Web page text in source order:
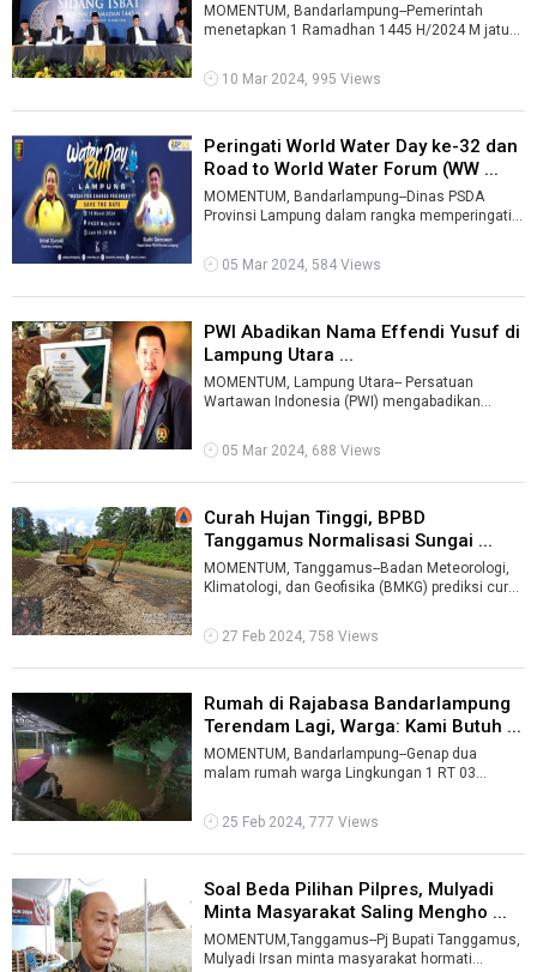
MOMENTUM, Bandarlampung--Pemerintah
menetapkan 1 Ramadhan 1445 H/2024 M jatuh
...
10 Mar 2024, 995 Views
Peringati World Water Day ke-32 dan
Road to World Water Forum (WW ...
MOMENTUM, Bandarlampung--Dinas PSDA
Provinsi Lampung dalam rangka memperingati
05 Mar 2024, 584 Views
PWI Abadikan Nama Effendi Yusuf di
Lampung Utara ...
MOMENTUM, Lampung Utara-- Persatuan
Wartawan Indonesia (PWI) mengabadikan
05 Mar 2024, 688 Views
Curah Hujan Tinggi, BPBD
Tanggamus Normalisasi Sungai ...
MOMENTUM, Tanggamus--Badan Meteorologi,
Klimatologi, dan Geofisika (BMKG) prediksi curah
27 Feb 2024, 758 Views
Rumah di Rajabasa Bandarlampung
Terendam Lagi, Warga: Kami Butuh ...
MOMENTUM, Bandarlampung--Genap dua
malam rumah warga Lingkungan 1 RT 03
hujan lebat ...
25 Feb 2024, 777 Views
Soal Beda Pilihan Pilpres, Mulyadi
Minta Masyarakat Saling Mengho ...
MOMENTUM,Tanggamus--Pj Bupati Tanggamus,
Mulyadi Irsan minta masyarakat hormati